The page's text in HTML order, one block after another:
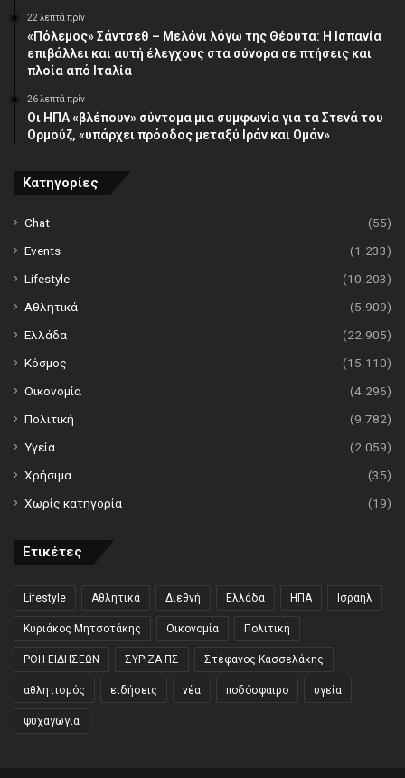
22 λεπτά πρίν
«Πόλεμος» Σάντσεθ – Μελόνι λόγω της Θέουτα: Η Ισπανία
επιβάλλει και αυτή έλεγχους στα σύνορα σε πτήσεις και
πλοία από Ιταλία
26 λεπτά πρίν
Οι ΗΠΑ «βλέπουν» σύντομα μια συμφωνία για τα Στενά του
Ορμούζ, «υπάρχει πρόοδος μεταξύ Ιράν και Ομάν»
Κατηγορίες
Chat
(55)
Events
(1.233)
Lifestyle
(10.203)
Αθλητικά
(5.909)
Ελλάδα
(22.905)
Κόσμος
(15.110)
Οικονομία
(4.296)
Πολιτική
(9.782)
Υγεία
(2.059)
Χρήσιμα
(35)
Χωρίς κατηγορία
(19)
Ετικέτες
Lifestyle Αθλητικά Διεθνή Ελλάδα ΗΠΑ Ισραήλ
Κυριάκος Μητσοτάκης Οικονομία Πολιτική
ΡΟΗ ΕΙΔΗΣΕΩΝ ΣΥΡΙΖΑ ΠΣ Στέφανος Κασσελάκης
αθλητισμός ειδήσεις νέα ποδόσφαιρο υγεία
ψυχαγωγία